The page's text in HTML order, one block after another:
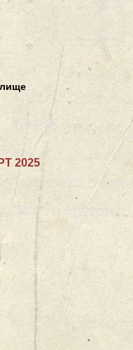
2025